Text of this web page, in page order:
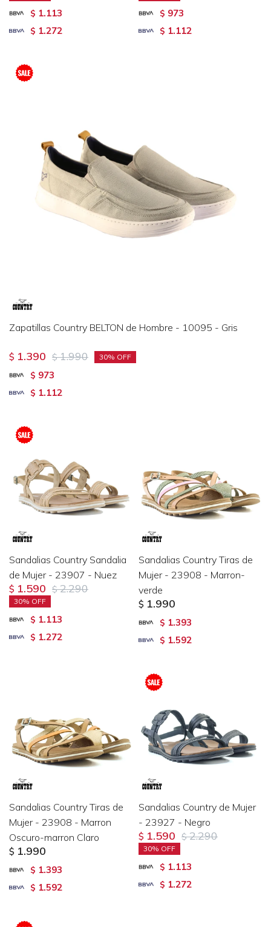
$ 1.113
$ 1.272
$ 973
$ 1.112
Zapatillas Country BELTON de Hombre - 10095 - Gris
$ 1.390 $ 1.990 30
$ 973
$ 1.112
Sandalias Country Sandalia
de Mujer - 23907 - Nuez
$ 1.590 $ 2.290
30
$ 1.113
$ 1.272
Sandalias Country Tiras de
Mujer - 23908 - Marron-
verde
$ 1.990
$ 1.393
$ 1.592
Sandalias Country Tiras de
Mujer - 23908 - Marron
Oscuro-marron Claro
$ 1.990
$ 1.393
$ 1.592
Sandalias Country de Mujer
- 23927 - Negro
$ 1.590 $ 2.290
30
$ 1.113
$ 1.272